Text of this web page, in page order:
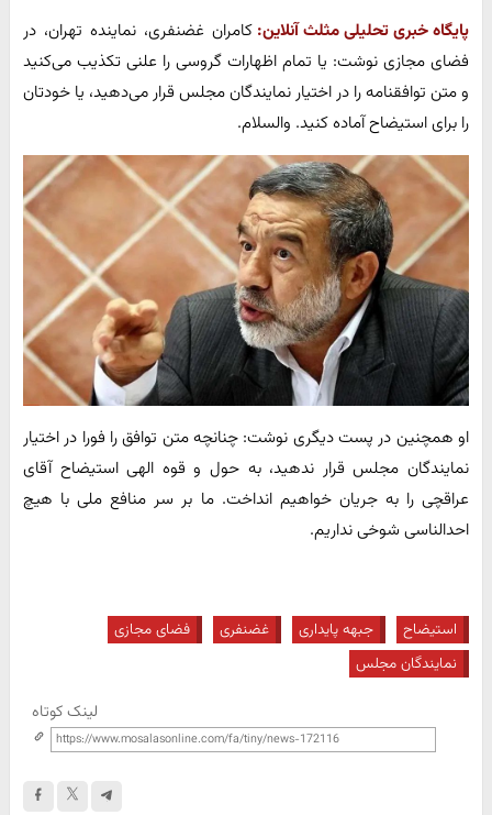
پایگاه خبری تحلیلی مثلث آنلاین: کامران غضنفری، نماینده تهران، در
فضای مجازی نوشت: یا تمام اظهارات گروسی را علنی تکذیب می‌کنید
و متن توافقنامه را در اختیار نمایندگان مجلس قرار می‌دهید، یا خودتان
را برای استیضاح آماده کنید. والسلام.
او همچنین در پست دیگری نوشت: چنانچه متن توافق را فورا در اختیار
نمایندگان مجلس قرار ندهید، به حول و قوه الهی استیضاح آقای
عراقچی را به جریان خواهیم انداخت. ما بر سر منافع ملی با هیچ
احدالناسی شوخی نداریم.
استیضاح جبهه پایداری غضنفری
فضای مجازی
نمایندگان مجلس
لینک کوتاه